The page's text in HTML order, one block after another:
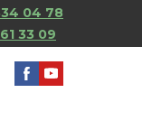
04 78
33 09